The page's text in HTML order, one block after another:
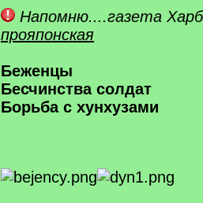
Напомню....газета
прояпонская
Беженцы
Бесчинства солдат
Борьба с хунхузами